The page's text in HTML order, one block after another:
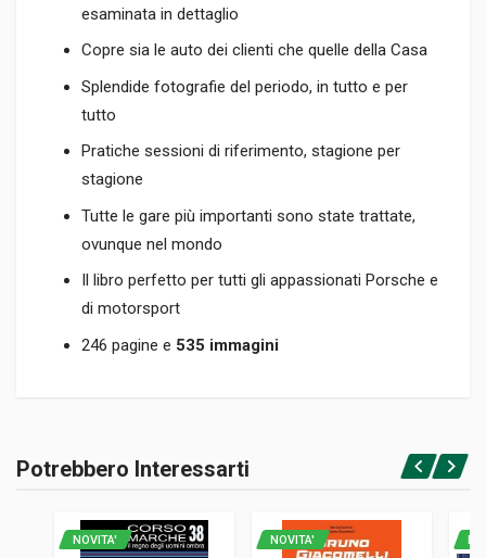
esaminata in dettaglio
Copre sia le auto dei clienti che quelle della Casa
Splendide fotografie del periodo, in tutto e per
tutto
Pratiche sessioni di riferimento, stagione per
stagione
Tutte le gare più importanti sono state trattate,
ovunque nel mondo
Il libro perfetto per tutti gli appassionati Porsche e
di motorsport
246 pagine e 535 immagini
Rilegato
Accedi o registrati
Potrebbero Interessarti
NOVITA' NOVITA'